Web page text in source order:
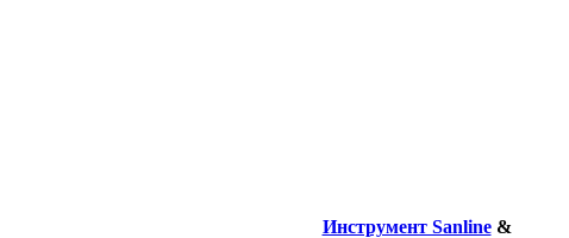
Инструмент Sanline &